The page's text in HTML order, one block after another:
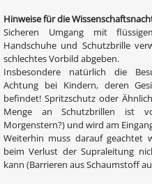
Hinweise für die
Sicheren Umgang mit
Handschuhe und Schutzbrille
schlechtes Vorbild abgeben.
Insbesondere natürlich die
Achtung bei Kindern, deren
befindet! Spritzschutz oder
Menge an Schutzbrillen ist
Morgenstern?) und wird am
Weiterhin muss darauf geachtet
beim Verlust der Supraleitung
kann (Barrieren aus Schaumstoff